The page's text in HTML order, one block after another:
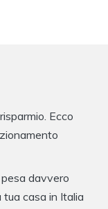
Ecco
davvero
tua casa in Italia